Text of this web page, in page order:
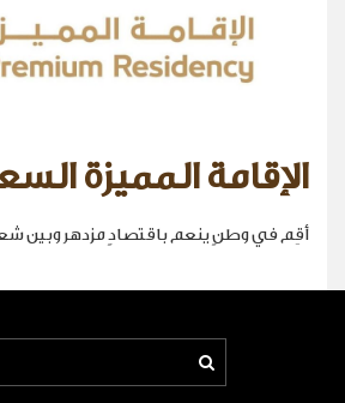
الإقامة المميزة
أقِم في وطنٍ ينعم باقتصادٍ مزدهر وبين